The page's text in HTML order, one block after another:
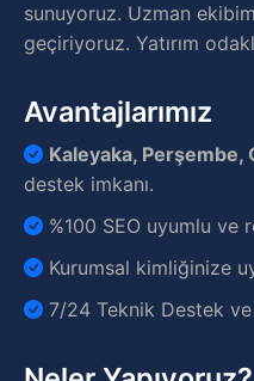
sunuyoruz. Uzman
geçiriyoruz. Yatırım
Avantajlarımız
Kaleyaka, Perşembe,
destek imkanı.
%100 SEO uyumlu ve
Kurumsal kimliğinize
7/24 Teknik Destek